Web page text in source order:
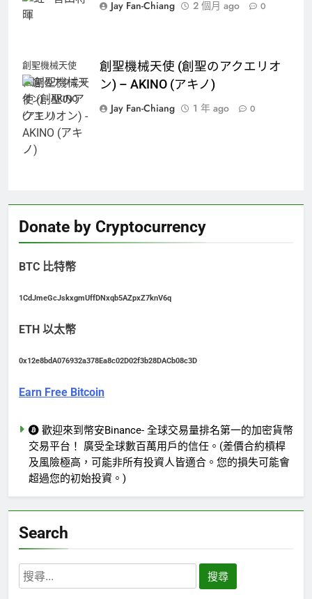
Jay Fan-Chiang
2 個月 ago 0
創聖機械天使
(創聖のアクエリ
オン) - AKINO
(アキノ)
創聖機械天使 (創聖のアクエリオ
ン) – AKINO (アキノ)
Jay Fan-Chiang
1 年 ago 0
Donate by Cryptocurrency
BTC 比特幣
1CdJmeGcJskxgmUffDNxqb5AZpxZ7knV6q
ETH 以太幣
0x12e8bdA076932a378Ea8c02D02f3b28DACb08c3D
Earn Free Bitcoin
歡迎來到幣安Binance- 全球交易量排名第一的加密貨幣
交易平台！ 廣受全球數百萬用戶的信任。(差價合約槓桿
及風險極高，可能非所有投資人皆適合。您的損失可能會
超過您的初始投資。)
Search
搜
尋